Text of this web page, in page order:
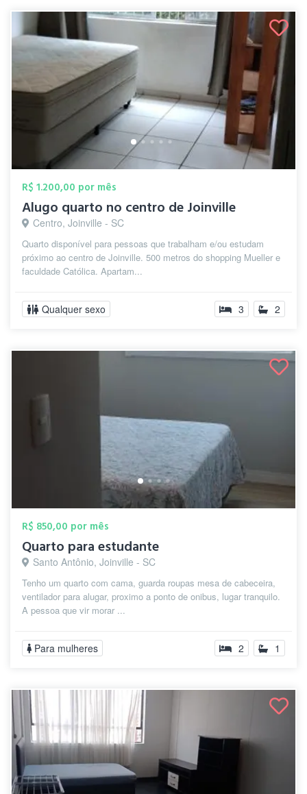
R$ 1.200,00 por mês
Alugo quarto no centro de Joinville
Centro, Joinville - SC
Quarto disponível para pessoas que trabalham e/ou estudam
próximo ao centro de Joinville. 500 metros do shopping Mueller e
faculdade Católica. Apartam...
Qualquer sexo 3 2
R$ 850,00 por mês
Quarto para estudante
Santo Antônio, Joinville - SC
Tenho um quarto com cama, guarda roupas mesa de cabeceira,
ventilador para alugar, proximo a ponto de onibus, lugar tranquilo.
A pessoa que vir morar ...
Para mulheres 2 1